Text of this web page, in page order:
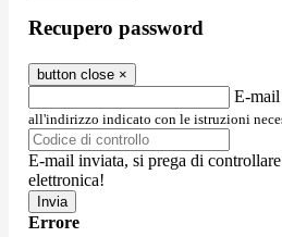
Recupero password
button close ×
E-mail
all'indirizzo indicato con le istruzioni
E-mail inviata, si prega di
elettronica!
Errore